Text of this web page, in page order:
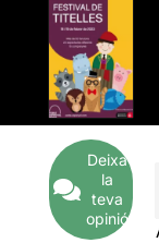
Deixa
la
teva
opinió